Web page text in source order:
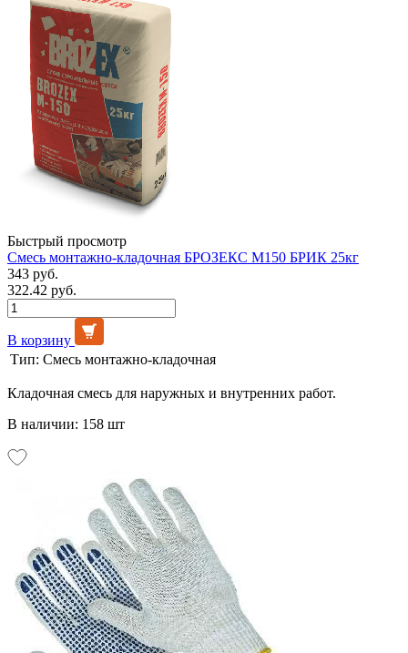
Быстрый просмотр
Смесь монтажно-кладочная БРОЗЕКС М150 БРИК 25кг
343 руб.
322.42 руб.
В корзину
Тип: Смесь монтажно-кладочная
Кладочная смесь для наружных и внутренних работ.
В наличии: 158 шт